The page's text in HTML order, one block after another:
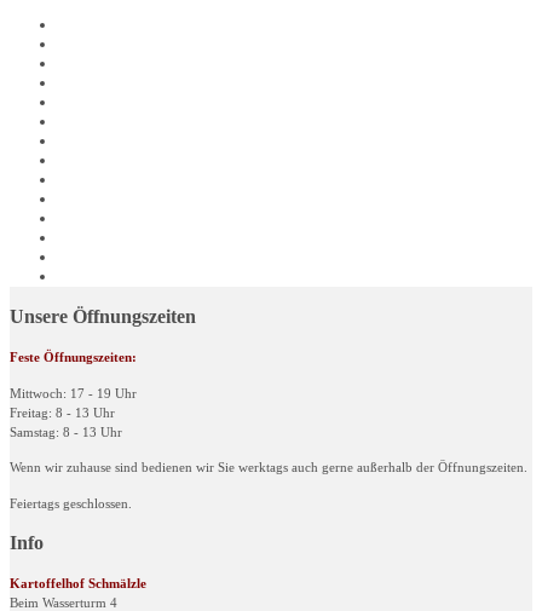
Unsere Öffnungszeiten
Feste Öffnungszeiten:
Mittwoch: 17 - 19 Uhr
Freitag: 8 - 13 Uhr
Samstag: 8 - 13 Uhr
Wenn wir zuhause sind bedienen wir Sie werktags auch gerne außerhalb der Öffnungszeiten.
Feiertags geschlossen.
Info
Kartoffelhof Schmälzle
Beim Wasserturm 4